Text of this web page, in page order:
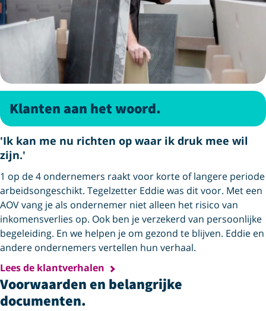
Klanten aan het woord.
'Ik kan me nu richten op waar ik druk mee wil
zijn.'
1 op de 4 ondernemers raakt voor korte of langere periode
arbeidsongeschikt. Tegelzetter Eddie was dit voor. Met een
AOV vang je als ondernemer niet alleen het risico van
inkomensverlies op. Ook ben je verzekerd van persoonlijke
begeleiding. En we helpen je om gezond te blijven. Eddie en
andere ondernemers vertellen hun verhaal.
Lees de klantverhalen
Voorwaarden en belangrijke
documenten.